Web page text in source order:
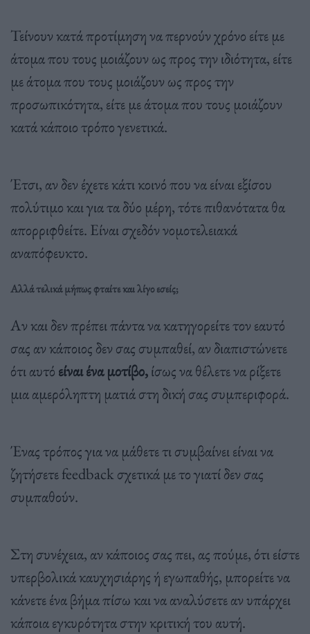
Τείνουν κατά προτίμηση να περνούν χρόνο είτε με
άτομα που τους μοιάζουν ως προς την ιδιότητα, είτε
με άτομα που τους μοιάζουν ως προς την
προσωπικότητα, είτε με άτομα που τους μοιάζουν
κατά κάποιο τρόπο γενετικά.
Έτσι, αν δεν έχετε κάτι κοινό που να είναι εξίσου
πολύτιμο και για τα δύο μέρη, τότε πιθανότατα θα
απορριφθείτε. Είναι σχεδόν νομοτελειακά
αναπόφευκτο.
Αλλά τελικά μήπως φταίτε και λίγο εσείς;
Αν και δεν πρέπει πάντα να κατηγορείτε τον εαυτό
σας αν κάποιος δεν σας συμπαθεί, αν διαπιστώνετε
ότι αυτό είναι ένα μοτίβο,ίσως να θέλετε να ρίξετε
μια αμερόληπτη ματιά στη δική σας συμπεριφορά.
Ένας τρόπος για να μάθετε τι συμβαίνει είναι να
ζητήσετε feedback σχετικά με το γιατί δεν σας
συμπαθούν.
Στη συνέχεια, αν κάποιος σας πει, ας πούμε, ότι είστε
υπερβολικά καυχησιάρης ή εγωπαθής, μπορείτε να
κάνετε ένα βήμα πίσω και να αναλύσετε αν υπάρχει
κάποια εγκυρότητα στην κριτική του αυτή.